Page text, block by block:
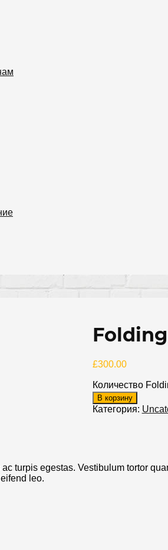
£300.00
Количество
В корзину
Категория:
turpis egestas. Vestibulum tortor
leo.